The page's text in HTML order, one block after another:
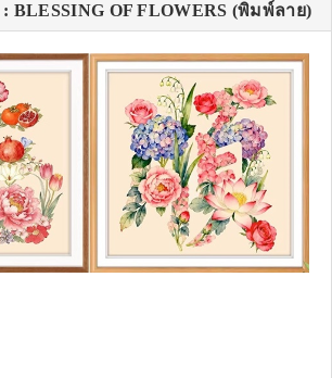
BLESSING OF FLOWERS (พิมพ์ลาย)